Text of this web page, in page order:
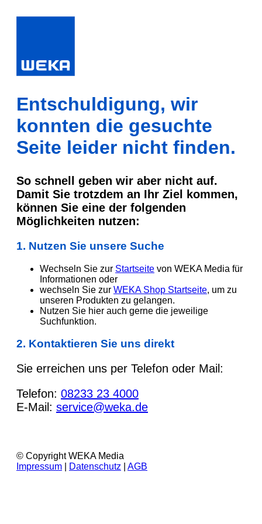
Entschuldigung, wir
konnten die gesuchte
Seite leider nicht finden.
So schnell geben wir aber nicht auf.
Damit Sie trotzdem an Ihr Ziel kommen,
können Sie eine der folgenden
Möglichkeiten nutzen:
1. Nutzen Sie unsere Suche
Wechseln Sie zur Startseite von WEKA Media für
Informationen oder
wechseln Sie zur WEKA Shop Startseite, um zu
unseren Produkten zu gelangen.
Nutzen Sie hier auch gerne die jeweilige
Suchfunktion.
2. Kontaktieren Sie uns direkt
Sie erreichen uns per Telefon oder Mail:
Telefon: 08233 23 4000
E-Mail: service@weka.de
© Copyright WEKA Media
Impressum
Datenschutz AGB